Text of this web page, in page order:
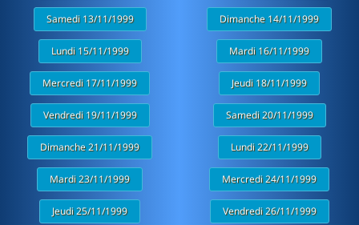
Samedi 13/11/1999 Dimanche 14/11/1999
Lundi 15/11/1999 Mardi 16/11/1999
Mercredi 17/11/1999 Jeudi 18/11/1999
Vendredi 19/11/1999 Samedi 20/11/1999
Dimanche 21/11/1999 Lundi 22/11/1999
Mardi 23/11/1999 Mercredi 24/11/1999
Jeudi 25/11/1999 Vendredi 26/11/1999